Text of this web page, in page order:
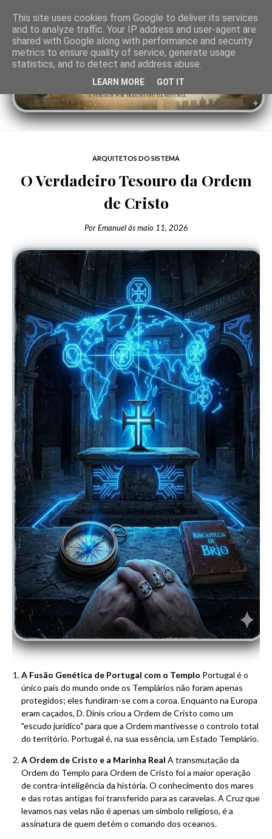
ARQUITETOS DO SISTEMA
O Verdadeiro Tesouro da Ordem
de Cristo
Por Emanuel àsmaio 11, 2026
A Fusão Genética de Portugal com o Templo Portugal é o
único país do mundo onde os Templários não foram apenas
protegidos; eles fundiram-se com a coroa. Enquanto na Europa
eram caçados, D. Dinis criou a Ordem de Cristo como um
"escudo jurídico" para que a Ordem mantivesse o controlo total
do território. Portugal é, na sua essência, um Estado Templário.
A Ordem de Cristo e a Marinha Real A transmutação da
Ordem do Templo para Ordem de Cristo foi a maior operação
de contra-inteligência da história. O conhecimento dos mares
e das rotas antigas foi transferido para as caravelas. A Cruz que
levamos nas velas não é apenas um símbolo religioso, é a
assinatura de quem detém o comando dos oceanos.
This site uses cookies from Google to deliver its services
and to analyze traffic. Your IP address and user-agent are
shared with Google along with performance and security
metrics to ensure quality of service, generate usage
statistics, and to detect and address abuse.
LEARN MORE GOT IT